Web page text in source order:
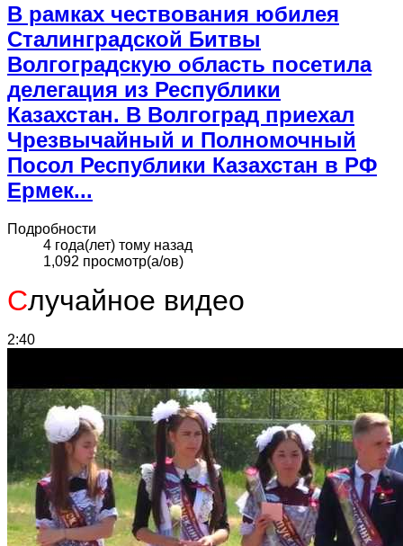
В рамках чествования юбилея
Сталинградской Битвы
Волгоградскую область посетила
делегация из Республики
Казахстан. В Волгоград приехал
Чрезвычайный и Полномочный
Посол Республики Казахстан в РФ
Ермек...
Подробности
4 года(лет) тому назад
1,092 просмотр(а/ов)
Случайное видео
2:40